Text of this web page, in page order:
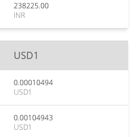
238225.00
INR
USD1
0.00010494
USD1
0.00104943
USD1